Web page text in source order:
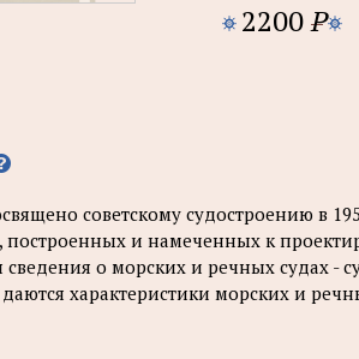
2200P
советскому судостроению в
построенных и намеченных к
сведения о морских и речных судах -
характеристики морских и